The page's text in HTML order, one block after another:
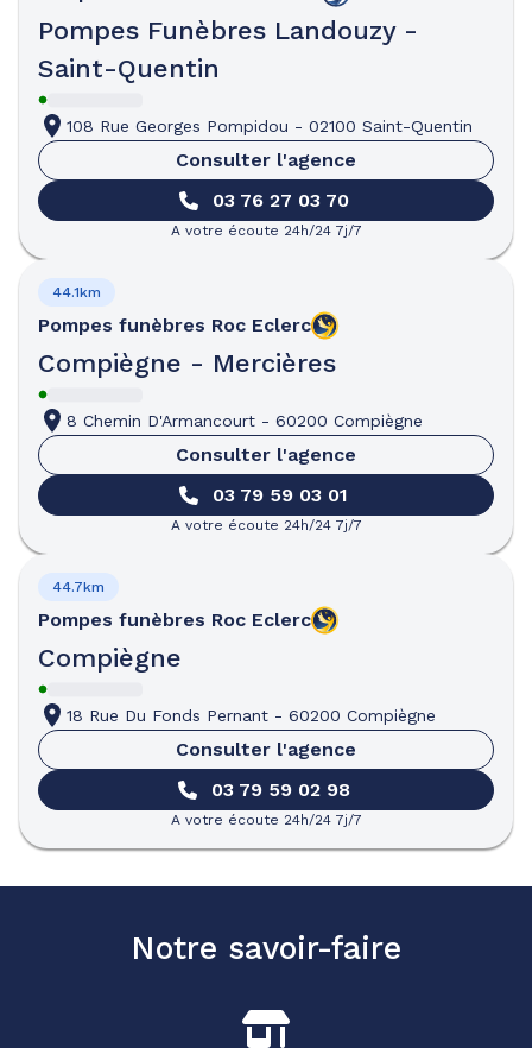
Pompes Funèbres Landouzy -
Saint-Quentin
108 Rue Georges Pompidou - 02100 Saint-Quentin
Consulter l'agence
03 76 27 03 70
A votre écoute 24h/24 7j/7
Pompes funèbres Roc Eclerc
Compiègne - Mercières
44.1km
8 Chemin D'Armancourt - 60200 Compiègne
Consulter l'agence
03 79 59 03 01
A votre écoute 24h/24 7j/7
Pompes funèbres Roc Eclerc
Compiègne
44.7km
18 Rue Du Fonds Pernant - 60200 Compiègne
Consulter l'agence
03 79 59 02 98
A votre écoute 24h/24 7j/7
Notre savoir-faire